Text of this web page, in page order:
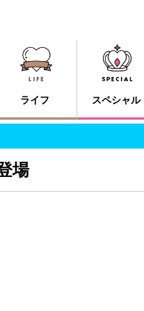
ライフ スペシャル
場